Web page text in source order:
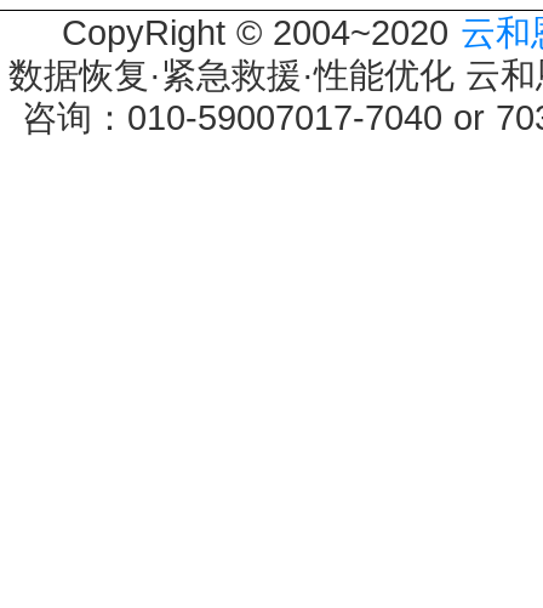
CopyRight © 2004~2020 云和
数据恢复·紧急救援·性能优化 云
咨询：010-59007017-7040 or